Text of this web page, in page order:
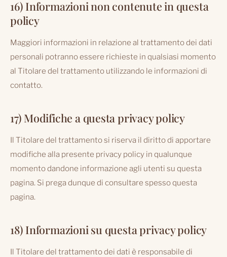
16) Informazioni non contenute in questa
policy
Maggiori informazioni in relazione al trattamento dei dati
personali potranno essere richieste in qualsiasi momento
al Titolare del trattamento utilizzando le informazioni di
contatto.
17) Modifiche a questa privacy policy
Il Titolare del trattamento si riserva il diritto di apportare
modifiche alla presente privacy policy in qualunque
momento dandone informazione agli utenti su questa
pagina. Si prega dunque di consultare spesso questa
pagina.
18) Informazioni su questa privacy policy
Il Titolare del trattamento dei dati è responsabile di